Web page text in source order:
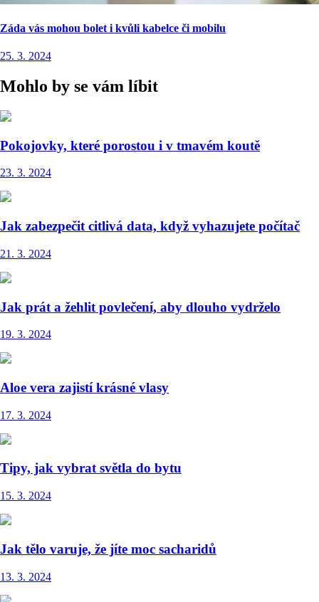
Záda vás mohou bolet i kvůli kabelce či mobilu
25. 3. 2024
Mohlo by se vám líbit
Pokojovky, které porostou i v tmavém koutě
23. 3. 2024
Jak zabezpečit citlivá data, když vyhazujete počítač
21. 3. 2024
Jak prát a žehlit povlečení, aby dlouho vydrželo
19. 3. 2024
Aloe vera zajistí krásné vlasy
17. 3. 2024
Tipy, jak vybrat světla do bytu
15. 3. 2024
Jak tělo varuje, že jíte moc sacharidů
13. 3. 2024